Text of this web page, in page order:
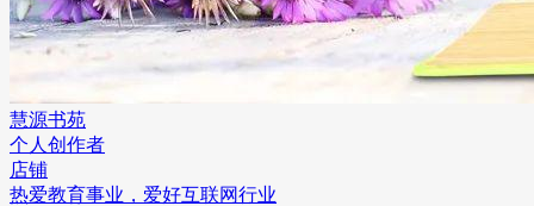
慧源书苑
个人创作者
店铺
热爱教育事业，爱好互联网行业